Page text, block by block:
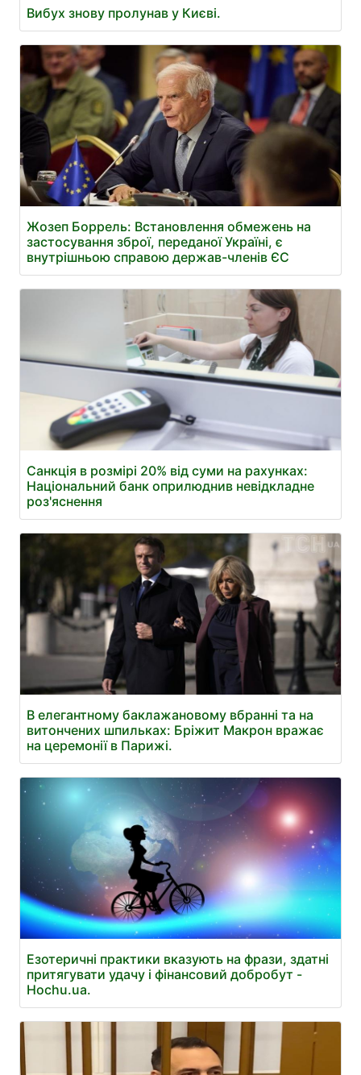
Вибух знову пролунав у Києві.
Жозеп Боррель: Встановлення обмежень на
застосування зброї, переданої Україні, є
внутрішньою справою держав-членів ЄС
Санкція в розмірі 20% від суми на рахунках:
Національний банк оприлюднив невідкладне
роз'яснення
В елегантному баклажановому вбранні та на
витончених шпильках: Бріжит Макрон вражає
на церемонії в Парижі.
Езотеричні практики вказують на фрази, здатні
притягувати удачу і фінансовий добробут -
Hochu.ua.